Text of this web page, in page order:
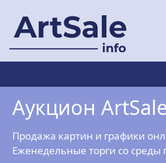
основному
Main
navigation
Аукцион
Продажа картин и графики
Еженедельные торги со среды